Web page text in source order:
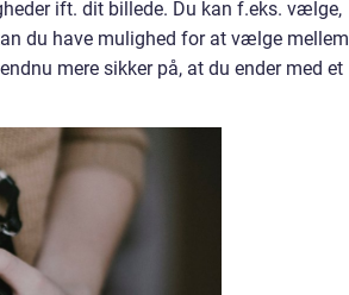
ift. dit billede. Du kan f.eks. vælge,
du have mulighed for at vælge mellem
mere sikker på, at du ender med et